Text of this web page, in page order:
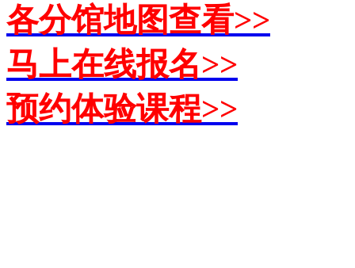
各分馆地图查看>>
马上在线报名>>
预约体验课程>>